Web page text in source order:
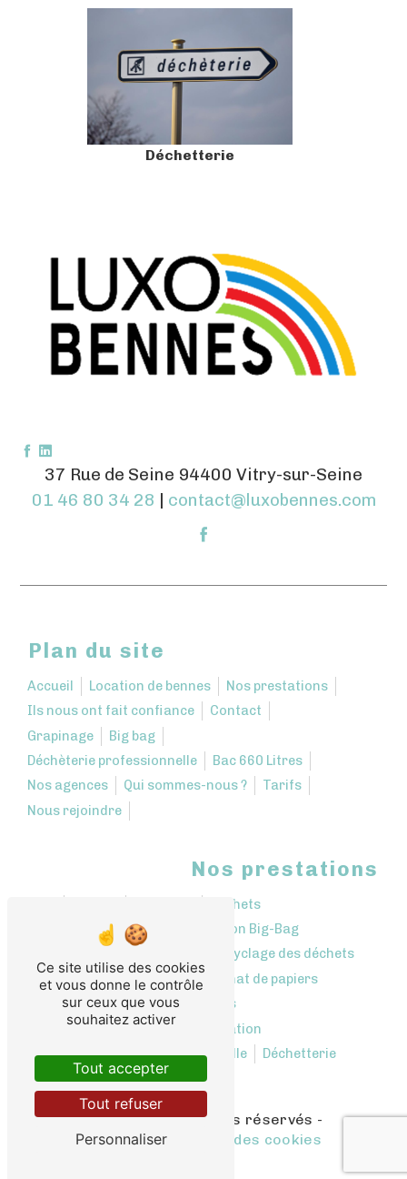
Déchetterie
37 Rue de Seine 94400 Vitry-sur-Seine
01 46 80 34 28 | contact@luxobennes.com
Plan du site
Accueil Location de bennes
Nos prestations
Ils nous ont fait confiance
Contact
Grapinage
Big bag
Déchèterie professionnelle
Bac 660 Litres
Nos agences
Qui sommes-nous ?
Tarifs
Nous rejoindre
Nos prestations
Déchets
Location bennes
Location Big-Bag
Recyclage des déchets
Rachat de cartons
Rachat de papiers
Récupération des déchets
Centre de tri et revalorisation
Déchetterie professionnelle
Déchetterie
©Vistalid- 2026 - Tous droits réservés -
Mentions légales- Gestion des cookies
Ce site utilise des cookies
et vous donne le contrôle
sur ceux que vous
souhaitez activer
Tout accepter
Tout refuser
Personnaliser